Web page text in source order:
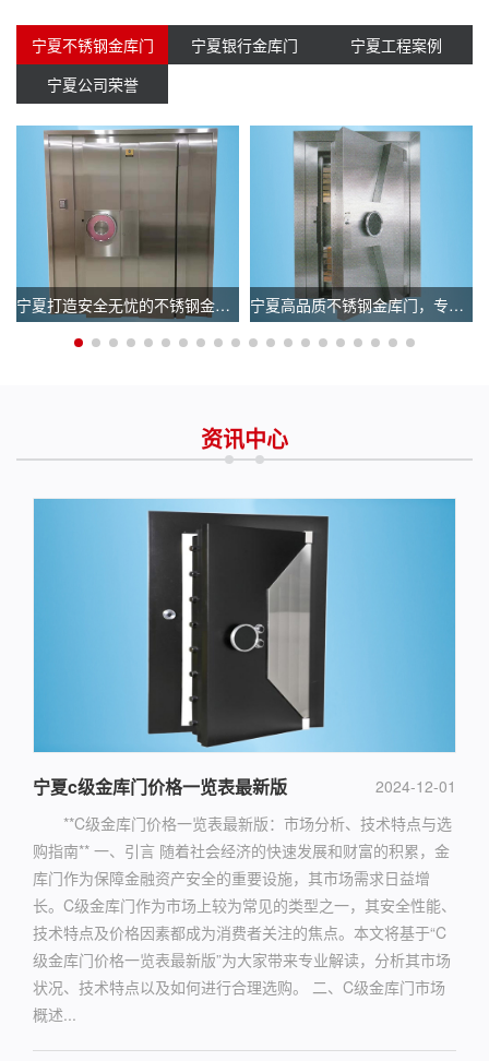
宁夏不锈钢金库门 宁夏银行金库门
宁夏工程案例
宁夏公司荣誉
宁夏打造安全无忧的不锈钢金库门，选择专业生产厂家 宁夏高品质不锈钢金库门，专业厂家电话立即咨询！
宁夏银行金库门锁 宁夏银行金库门价格_银行金库门报价
资讯中心
2024-12-01
宁夏c级金库门价格一览表最新版
**C级金库门价格一览表最新版：市场分析、技术特点与选
购指南** 一、引言 随着社会经济的快速发展和财富的积累，金
库门作为保障金融资产安全的重要设施，其市场需求日益增
长。C级金库门作为市场上较为常见的类型之一，其安全性能、
技术特点及价格因素都成为消费者关注的焦点。本文将基于“C
级金库门价格一览表最新版”为大家带来专业解读，分析其市场
状况、技术特点以及如何进行合理选购。 二、C级金库门市场
概述...